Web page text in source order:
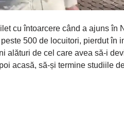
cu întoarcere când a ajuns în
500 de locuitori, pierdut în
alături de cel care avea să-i
acasă, să-și termine studiile